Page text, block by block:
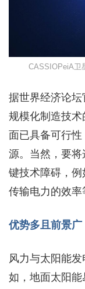
CASSIOPeiA卫
据世界经济论
规模化制造技
面已具备可行
源。当然，要
键技术障碍，
传输电力的效率
优势多且前景广
风力与太阳能
如，地面太阳